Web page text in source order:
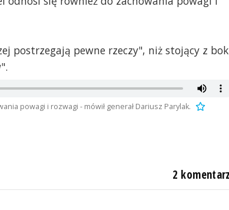
postrzegają pewne rzeczy", niż stojący z
powagi i rozwagi - mówił generał Dariusz Parylak.
2